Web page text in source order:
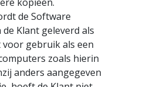
de Software
Klant geleverd als
gebruik als een
zoals hierin
anders aangegeven